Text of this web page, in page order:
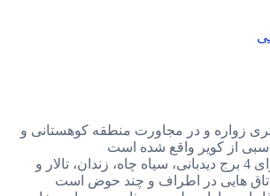
15 کیلومتری زواره و در مجاورت منطقه کوهستانی و
از کویر واقع شده است
– این قلعه دفاعی دارای 4 برج دیدبانی، سیاه چاه، زندان، تالار و
هایی در اطراف و چند حوض است